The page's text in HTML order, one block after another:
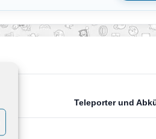
Teleporter und